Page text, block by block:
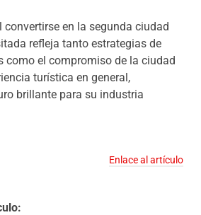
convertirse en la segunda ciudad
refleja tanto estrategias de
como el compromiso de la ciudad
turística en general,
brillante para su industria
Enlace al artículo